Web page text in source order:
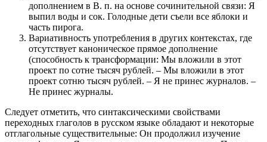
дополнением в В. п. на основе сочинительной связи: Я
выпил воды и сок. Голодные дети съели все яблоки и
часть пирога.
Вариативность употребления в других контекстах, где
отсутствует каноническое прямое дополнение
(способность к трансформации: Мы вложили в этот
проект по сотне тысяч рублей. – Мы вложили в этот
проект сотню тысяч рублей. – Я не принес журналов. –
Не принес журналы.
Следует отметить, что синтаксическими свойствами
переходных глаголов в русском языке обладают и некоторые
отглагольные существительные: Он продолжил изучение